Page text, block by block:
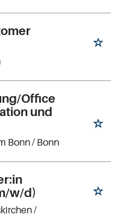
Office
und
Bonn/ Bonn
w/d)
/